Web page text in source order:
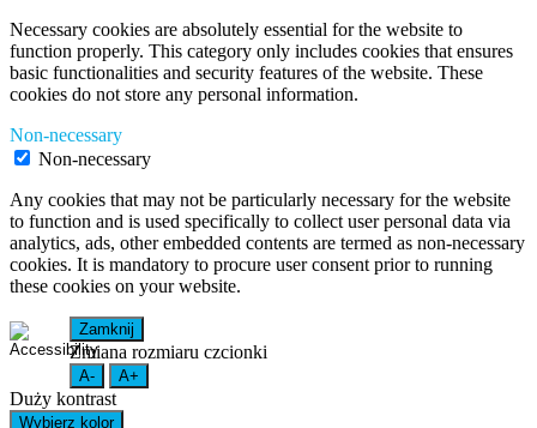
Necessary cookies are absolutely essential for the website to
function properly. This category only includes cookies that ensures
basic functionalities and security features of the website. These
cookies do not store any personal information.
Non-necessary
Non-necessary
Any cookies that may not be particularly necessary for the website
to function and is used specifically to collect user personal data via
analytics, ads, other embedded contents are termed as non-necessary
cookies. It is mandatory to procure user consent prior to running
these cookies on your website.
Zamknij
Zmiana rozmiaru czcionki
A- A+
Duży kontrast
Wybierz kolor